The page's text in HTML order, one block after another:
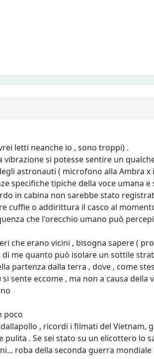
letti neanche io , sono troppi) .
si potesse sentire un
astronauti ( microfono alla Ambra
specifiche tipiche della voce umana
in cabina non sarebbe stato
cuffie o addirittura il casco al
che l'orecchio umano può
che erano vicini , bisogna sapere (
me quanto può isolare un sottile
partenza dalla terra , dove , come
eccome , ma non a causa della
poco
, ricordi i filmati del Vietnam,
. Se sei stato su un elicottero lo
roba della seconda guerra